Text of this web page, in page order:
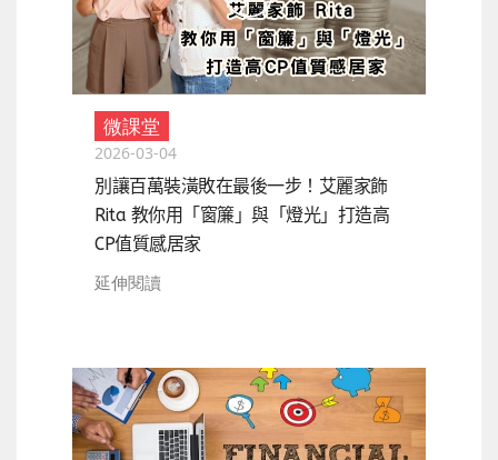
微課堂
2026-03-04
別讓百萬裝潢敗在最後一步！艾麗家飾
Rita 教你用「窗簾」與「燈光」打造高
CP值質感居家
延伸閱讀